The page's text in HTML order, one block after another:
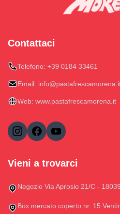
Contattaci
Telefono: +39 0184 33461
Email:
Web: www.pastafrescamorena.it
Vieni a trovarci
Negozio Via Aprosio 21/C -
Box mercato coperto nr. 15